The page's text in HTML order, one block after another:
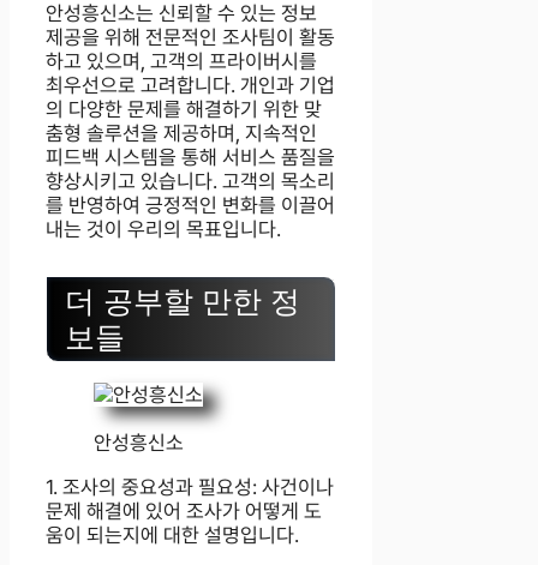
안성흥신소는 신뢰할 수 있는 정보
제공을 위해 전문적인 조사팀이 활동
하고 있으며, 고객의 프라이버시를
최우선으로 고려합니다. 개인과 기업
의 다양한 문제를 해결하기 위한 맞
춤형 솔루션을 제공하며, 지속적인
피드백 시스템을 통해 서비스 품질을
향상시키고 있습니다. 고객의 목소리
를 반영하여 긍정적인 변화를 이끌어
내는 것이 우리의 목표입니다.
더 공부할 만한 정
보들
안성흥신소
1. 조사의 중요성과 필요성: 사건이나
문제 해결에 있어 조사가 어떻게 도
움이 되는지에 대한 설명입니다.